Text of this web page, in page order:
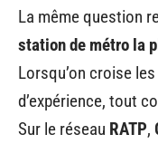
La même question
station de métro la
Lorsqu’on croise
d’expérience, tout
Sur le réseau RATP,